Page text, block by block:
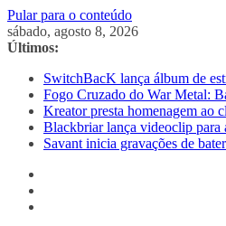
Pular para o conteúdo
sábado, agosto 8, 2026
Últimos:
SwitchBacK lança álbum de
Fogo Cruzado do War Metal:
Kreator presta homenagem ao
Blackbriar lança videoclip para
Savant inicia gravações de